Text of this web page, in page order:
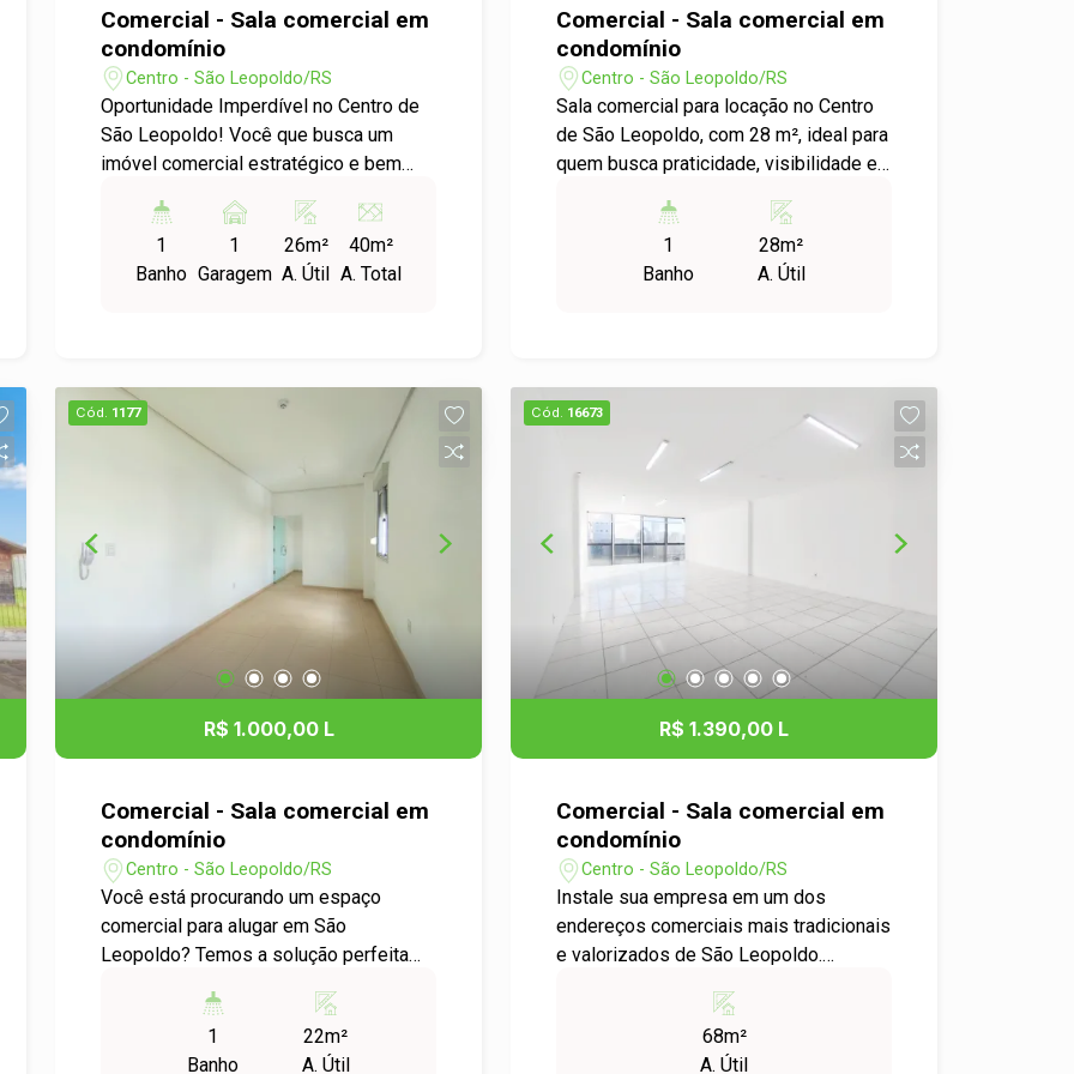
Comercial - Sala comercial em
condomínio
Centro - São Leopoldo/RS
Oportunidade Imperdível no Centro de
São Leopoldo! Você que busca um
imóvel comercial estratégico e bem
chance! Apresentamos uma sala
comercial em condomínio no coração
do bairro Centro, ideal para seu negócio
Acabamentos de qualidade e
infraestrutura pronta para receber seu
negócio. - Acesso facilitado e
localização privilegiada, próximo a
público. - Vaga de garagem garantida
para sua comodidade. Não perca essa
oportunidade de investir em um espaço
que pode transformar seu sonho em
realidade. Agende uma visita e venha
conhecer de perto tudo que essa sala
disposição para esclarecer todas as
o espaço ideal para o seu negócio!
1
Banho
1
Garagem
26m²
A. Útil
40m²
A. Total
Comercial - Sala comercial em
condomínio
Centro - São Leopoldo/RS
Sala comercial para locação no Centro
de São Leopoldo, com 28 m², ideal para
quem busca praticidade, visibilidade e
negócio. Localizada em uma rua de
grande fluxo de veículos e pedestres,
esta sala oferece fácil acesso e
colaboradores. O espaço é versátil e
atende diversos ramos de atividades,
podendo ser adaptado conforme a
necessidade do seu empreendimento.
Uma ótima oportunidade para instalar
seu escritório, consultório, loja ou
espaço de atendimento em uma das
regiões mais movimentadas da cidade.
Agende sua visita e venha conhecer o
seu novo endereço comercial!
1
Banho
28m²
A. Útil
Cód. 1177
R$ 1.000,00 L
Comercial - Sala comercial em
condomínio
Centro - São Leopoldo/RS
Você está procurando um espaço
comercial para alugar em São
Leopoldo? Temos a solução perfeita
comercial localizada no bairro Centro,
em um condomínio moderno e bem
1
Banho
22m²
A. Útil
Cód. 16673
R$ 1.390,00 L
Comercial - Sala comercial em
condomínio
Centro - São Leopoldo/RS
Instale sua empresa em um dos
endereços comerciais mais tradicionais
e valorizados de São Leopoldo.
prédios comerciais da cidade, esta sala
oferece excelente infraestrutura,
68m²
A. Útil